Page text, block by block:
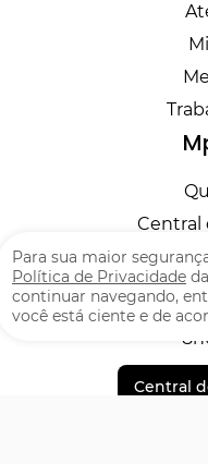
Para sua maior
Política de Privacidade
continuar navegando,
você está ciente e de
Central
Central